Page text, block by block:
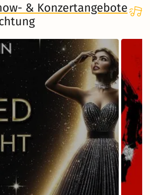
& Konzertangebote